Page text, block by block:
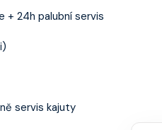
+ 24h palubní servis
servis kajuty